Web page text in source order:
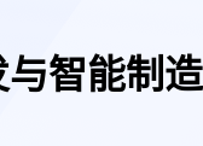
智能制